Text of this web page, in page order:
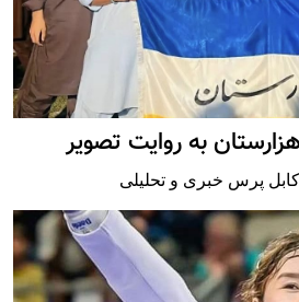
به روایت تصویر
کابل پرس خبری و تحلیلی